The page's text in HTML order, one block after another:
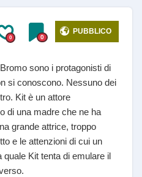
0 0
PUBBLICO
sono i protagonisti di
si conoscono. Nessuno dei
Kit è un attore
di una madre che ne ha
grande attrice, troppo
e le attenzioni di cui un
quale Kit tenta di emulare il